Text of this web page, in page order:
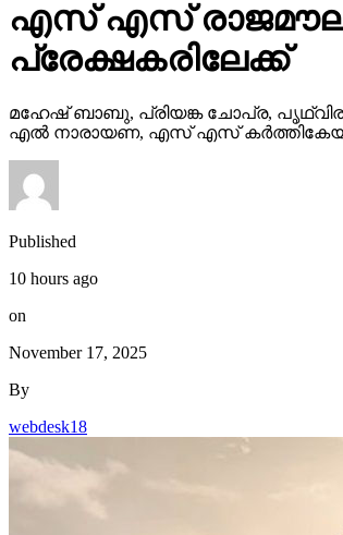
എസ് എസ്
പ്രേക്ഷകരിലേക്ക്
മഹേഷ് ബാബു, പ്രിയങ്ക ചോപ്ര,
എൽ നാരായണ, എസ് എസ് കർത്തികേയ
Published
10 hours ago
on
November 17, 2025
By
webdesk18